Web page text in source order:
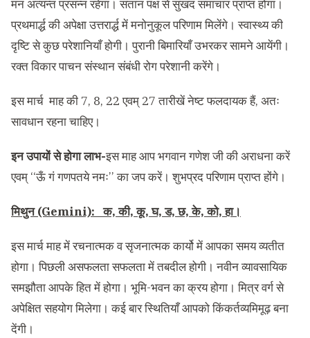
मन अत्यन्त प्रसन्न रहेगा। संतान पक्ष से सुखद समाचार प्राप्त होगा।
प्रथमार्द्ध की अपेक्षा उत्तरार्द्ध में मनोनुकूल परिणाम मिलेंगे। स्वास्थ्य की
दृष्टि से कुछ परेशानियाँ होगी। पुरानी बिमारियाँ उभरकर सामने आयेंगी।
रक्त विकार पाचन संस्थान संबंधी रोग परेशानी करेंगे।
इस मार्च माह की 7, 8, 22 एवम् 27 तारीखें नेष्ट फलदायक हैं, अतः
सावधान रहना चाहिए।
इन उपायों से होगा लाभ-इस माह आप भगवान गणेश जी की अराधना करें
एवम् ‘‘ऊँ गं गणपतये नमः’’ का जप करें। शुभप्रद परिणाम प्राप्त होंगे।
मिथुन (Gemini): क, की, कू, घ, ड, छ, के, को, हा।
इस मार्च माह में रचनात्मक व सृजनात्मक कार्यो में आपका समय व्यतीत
होगा। पिछली असफलता सफलता में तबदील होगी। नवीन व्यावसायिक
समझौता आपके हित में होगा। भूमि-भवन का क्रय होगा। मित्र वर्ग से
अपेक्षित सहयोग मिलेगा। कई बार स्थितियाँ आपको किंकर्तव्यमिमूढ़ बना
देंगी।